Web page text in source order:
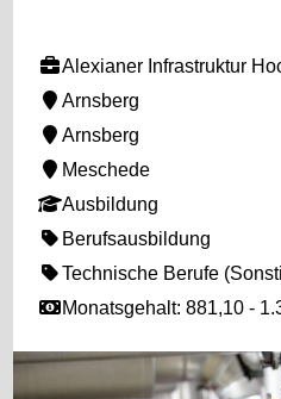
Alexianer Infrastruktur
Arnsberg
Arnsberg
Meschede
Ausbildung
Berufsausbildung
Technische Berufe
Monatsgehalt: 881,10 -